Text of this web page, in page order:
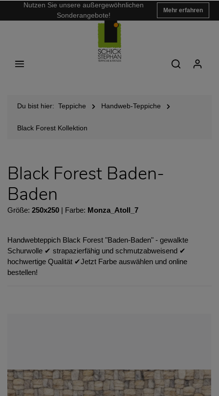
Nutzen Sie unsere außergewöhnlichen
Sonderangebote!
Mehr erfahren
Du bist hier: Teppiche Handweb-Teppiche
Black Forest Kollektion
Black Forest Baden-
Baden
Größe: 250x250 | Farbe: Monza_Atoll_7
Handwebteppich Black Forest "Baden-Baden" - gewalkte
Schurwolle ✔︎ strapazierfähig und schmutzabweisend ✔︎
hochwertige Qualität ✔︎Jetzt Farbe auswählen und online
bestellen!